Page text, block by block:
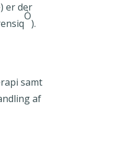
er der
Ò
).
samt
af